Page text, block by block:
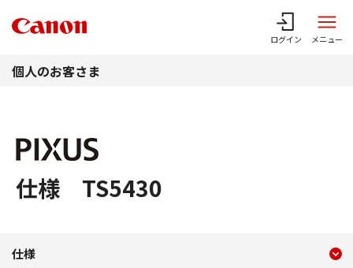
ログイン メニュー
個人のお客さま
仕様 TS5430
仕様